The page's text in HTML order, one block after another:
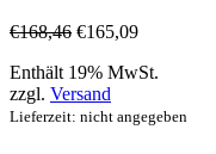
€168,46 €165,09
Enthält 19% MwSt.
zzgl. Versand
Lieferzeit: nicht angegeben